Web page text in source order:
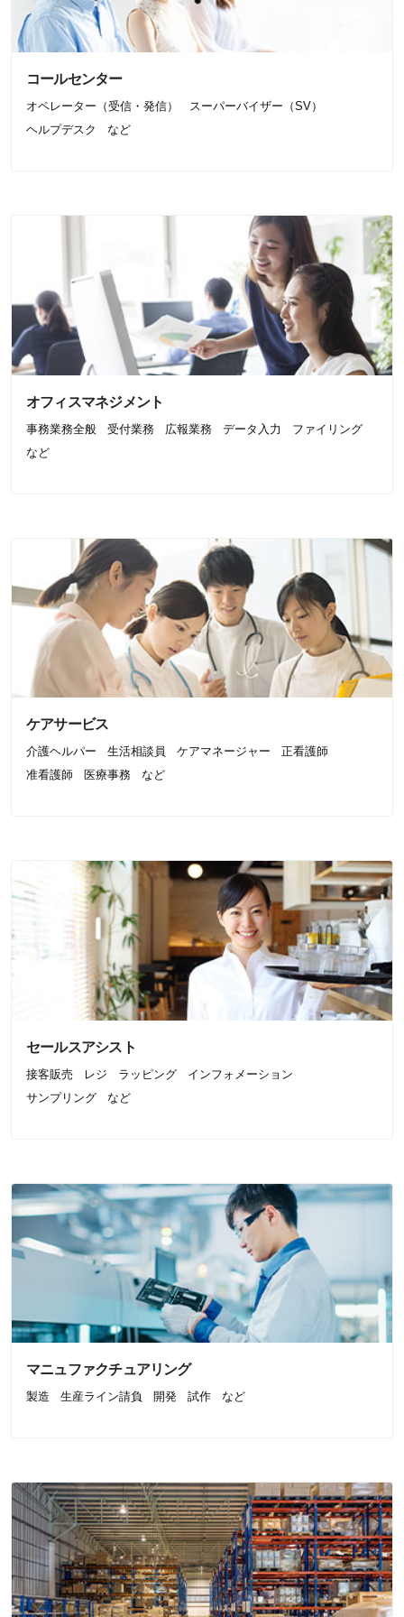
コールセンター
オペレーター（受信・発信）
スーパーバイザー（SV）
ヘルプデスク
など
オフィスマネジメント
事務業務全般 受付業務 広報業務 データ入力
ファイリング
など
ケアサービス
介護ヘルパー 生活相談員 ケアマネージャー
正看護師
准看護師
医療事務 など
セールスアシスト
接客販売 レジ ラッピング
インフォメーション
サンプリング
など
マニュファクチュアリング
製造 生産ライン請負 開発 試作 など